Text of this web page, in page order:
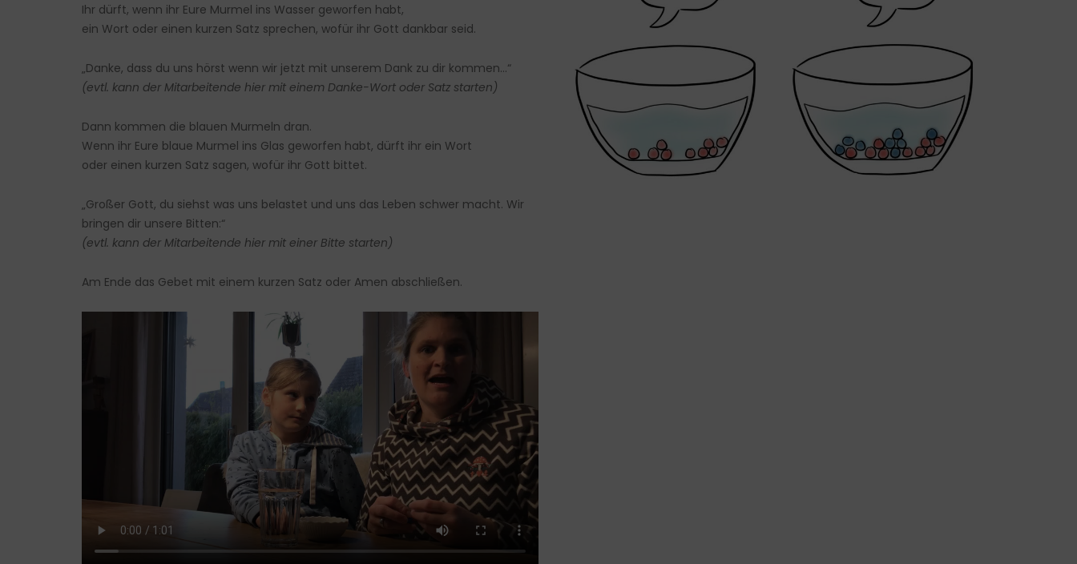
Ihr dürft, wenn ihr Eure Murmel ins Wasser geworfen habt,
ein Wort oder einen kurzen Satz sprechen, wofür ihr Gott dankbar seid.
„Danke, dass du uns hörst wenn wir jetzt mit unserem Dank zu dir kommen…“
(evtl. kann der Mitarbeitende hier mit einem Danke-Wort oder Satz starten)
Dann kommen die blauen Murmeln dran.
Wenn ihr Eure blaue Murmel ins Glas geworfen habt, dürft ihr ein Wort
oder einen kurzen Satz sagen, wofür ihr Gott bittet.
„Großer Gott, du siehst was uns belastet und uns das Leben schwer macht. Wir
bringen dir unsere Bitten:“
(evtl. kann der Mitarbeitende hier mit einer Bitte starten)
Am Ende das Gebet mit einem kurzen Satz oder Amen abschließen.